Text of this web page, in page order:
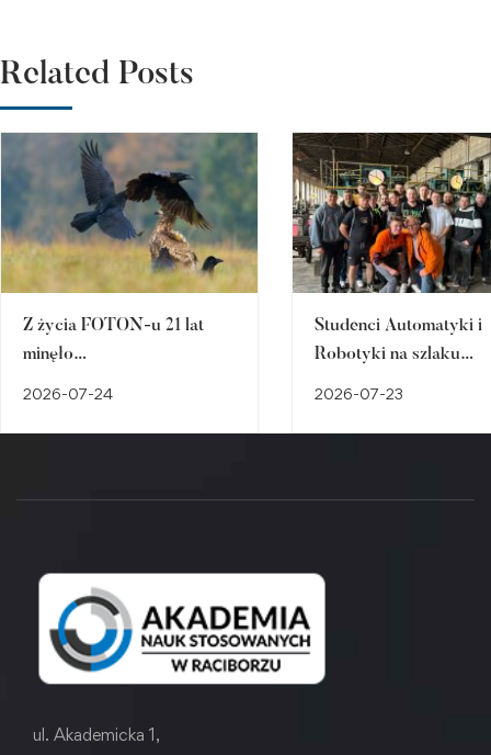
Related Posts
Z życia FOTON-u 21 lat
minęło…
2026-07-24
Studenci Automatyki i
Robotyki na szlaku
2026-07-23
ul. Akademicka 1,